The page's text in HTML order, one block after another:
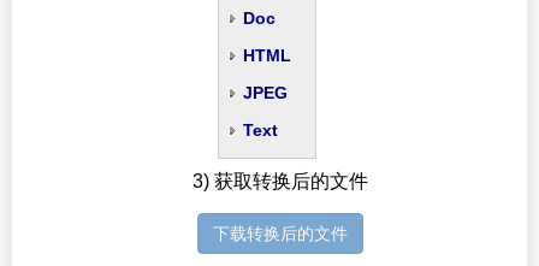
Doc
HTML
JPEG
Text
3) 获取转换后的文件
下载转换后的文件